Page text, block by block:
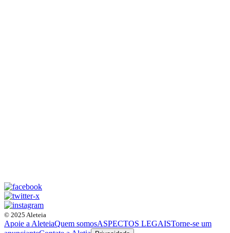
© 2025 Aleteia
Apoie a AleteiaQuem somosASPECTOS LEGAISTorne-se um